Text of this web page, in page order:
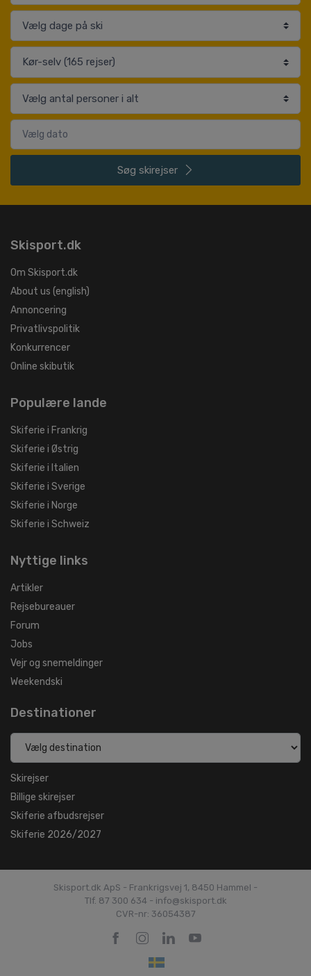
Søg skirejser
Skisport.dk
Om Skisport.dk
About us (english)
Annoncering
Privatlivspolitik
Konkurrencer
Online skibutik
Populære lande
Skiferie i Frankrig
Skiferie i Østrig
Skiferie i Italien
Skiferie i Sverige
Skiferie i Norge
Skiferie i Schweiz
Nyttige links
Artikler
Rejsebureauer
Forum
Jobs
Vejr og snemeldinger
Weekendski
Destinationer
Skirejser
Billige skirejser
Skiferie afbudsrejser
Skiferie 2026/2027
Skisport.dk ApS - Frankrigsvej 1, 8450 Hammel -
Tlf. 87 300 634 - info@skisport.dk
CVR-nr: 36054387